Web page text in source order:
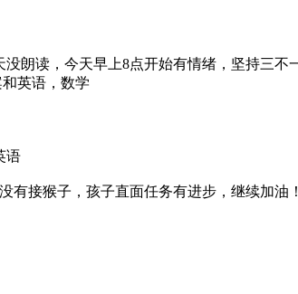
朗读，今天早上8点开始有情绪，坚持三不
英语，数学
语
有接猴子，孩子直面任务有进步，继续加油